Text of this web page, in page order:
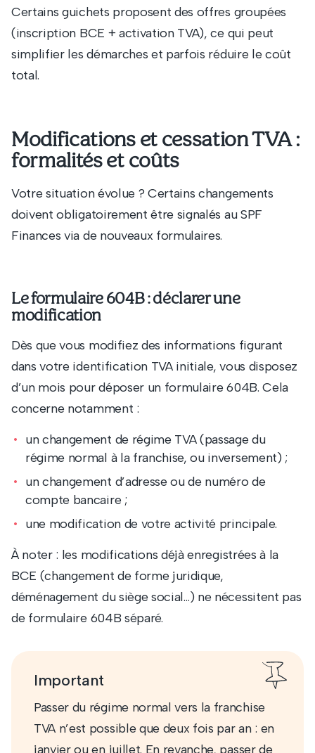
Certains guichets proposent des offres groupées
(inscription BCE + activation TVA), ce qui peut
simplifier les démarches et parfois réduire le coût
total.
Modifications et cessation TVA :
formalités et coûts
Votre situation évolue ? Certains changements
doivent obligatoirement être signalés au SPF
Finances via de nouveaux formulaires.
Le formulaire 604B : déclarer une
modification
Dès que vous modifiez des informations figurant
dans votre identification TVA initiale, vous disposez
d’un mois pour déposer un formulaire 604B. Cela
concerne notamment :
un changement de régime TVA (passage du
régime normal à la franchise, ou inversement) ;
un changement d’adresse ou de numéro de
compte bancaire ;
une modification de votre activité principale.
À noter : les modifications déjà enregistrées à la
BCE (changement de forme juridique,
déménagement du siège social…) ne nécessitent pas
de formulaire 604B séparé.
Important
Passer du régime normal vers la franchise
TVA n’est possible que deux fois par an : en
janvier ou en juillet. En revanche, passer de